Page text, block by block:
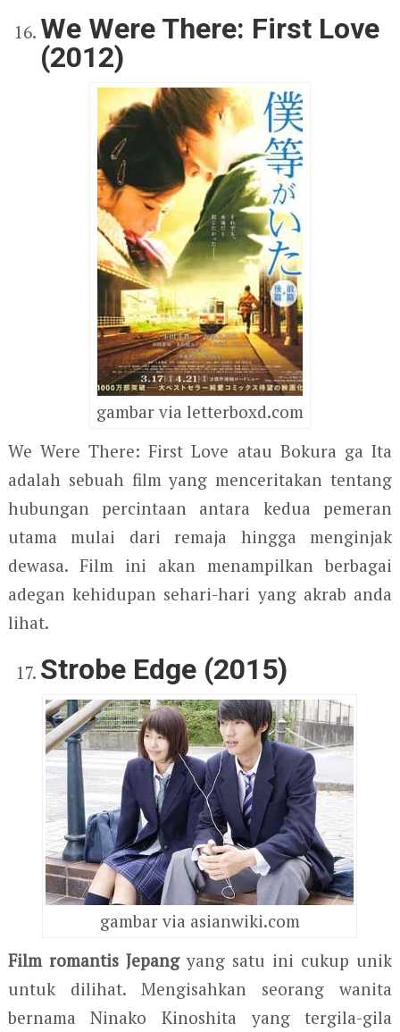
We Were There: First Love
(2012)
gambar via letterboxd.com
We Were There: First Love atau Bokura ga Ita
adalah sebuah film yang menceritakan tentang
hubungan percintaan antara kedua pemeran
utama mulai dari remaja hingga menginjak
dewasa. Film ini akan menampilkan berbagai
adegan kehidupan sehari-hari yang akrab anda
lihat.
Strobe Edge (2015)
gambar via asianwiki.com
Film romantis Jepangyang satu ini cukup unik
untuk dilihat. Mengisahkan seorang wanita
bernama Ninako Kinoshita yang tergila-gila